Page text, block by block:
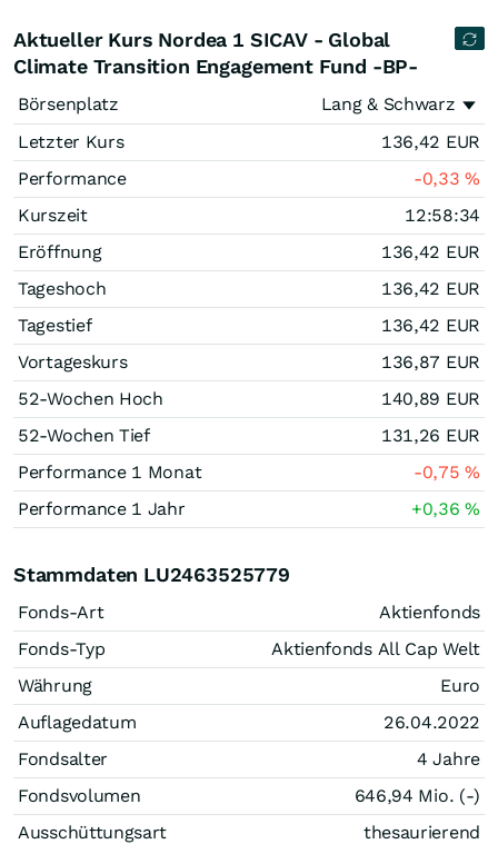
Aktueller Kurs Nordea 1 SICAV - Global
Climate Transition Engagement Fund -BP-
Börsenplatz
Lang & Schwarz
Letzter Kurs
136,42 EUR
Performance
-0,33%
Kurszeit
12:58:34
Eröffnung
136,42 EUR
Tageshoch
136,42 EUR
Tagestief
136,42 EUR
Vortageskurs
136,87 EUR
52-Wochen Hoch
140,89 EUR
52-Wochen Tief
131,26 EUR
Performance 1 Monat
-0,75%
Performance 1 Jahr
+0,36%
Stammdaten LU2463525779
Fonds-Art
Aktienfonds
Fonds-Typ
Aktienfonds All Cap Welt
Währung
Euro
Auflagedatum
26.04.2022
Fondsalter
4 Jahre
Fondsvolumen
646,94 Mio. (-)
Ausschüttungsart
thesaurierend